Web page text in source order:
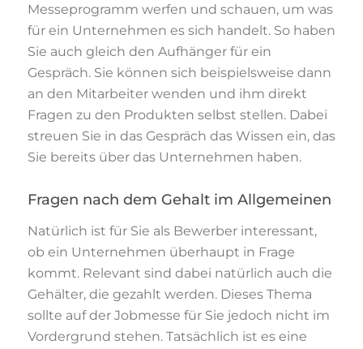
Messeprogramm werfen und schauen, um was
für ein Unternehmen es sich handelt. So haben
Sie auch gleich den Aufhänger für ein
Gespräch. Sie können sich beispielsweise dann
an den Mitarbeiter wenden und ihm direkt
Fragen zu den Produkten selbst stellen. Dabei
streuen Sie in das Gespräch das Wissen ein, das
Sie bereits über das Unternehmen haben.
Fragen nach dem Gehalt im Allgemeinen
Natürlich ist für Sie als Bewerber interessant,
ob ein Unternehmen überhaupt in Frage
kommt. Relevant sind dabei natürlich auch die
Gehälter, die gezahlt werden. Dieses Thema
sollte auf der Jobmesse für Sie jedoch nicht im
Vordergrund stehen. Tatsächlich ist es eine